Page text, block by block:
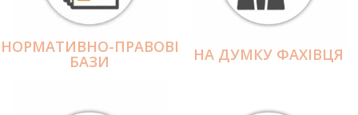
НОРМАТИВНО-ПРАВОВІ
БАЗИ НА ДУМКУ ФАХІВЦЯ